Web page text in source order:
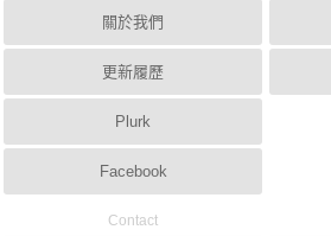
關於我們
更新履歷
Plurk
Facebook
Contact